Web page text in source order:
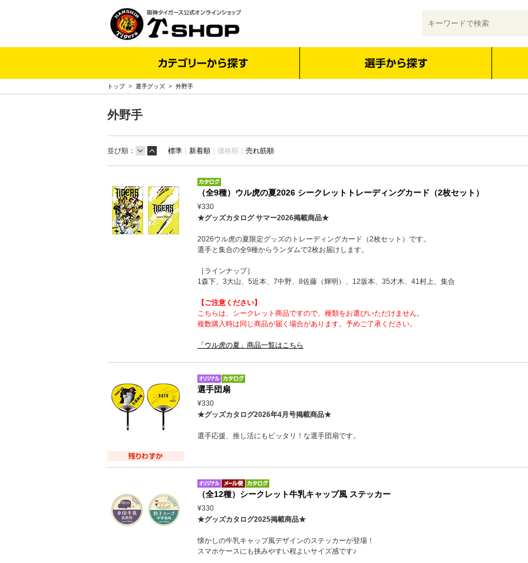
トップ> 選手グッズ > 外野手
外野手
並び順： 標準 ｜ 新着順 ｜ 価格順｜ 売れ筋順
（全9種）ウル虎の夏2026 シークレットトレーディングカード（2枚セット）
¥330
★グッズカタログ サマー2026掲載商品★
2026ウル虎の夏限定グッズのトレーディングカード（2枚セット）です。
選手と集合の全9種からランダムで2枚お届けします。
［ラインナップ］
1森下、3大山、5近本、7中野、8佐藤（輝明）、12坂本、35才木、41村上、集合
【ご注意ください】
こちらは、シークレット商品ですので、種類をお選びいただけません。
複数購入時は同じ商品が届く場合があります。予めご了承ください。
「ウル虎の夏」商品一覧はこちら
選手団扇
¥330
★グッズカタログ2026年4月号掲載商品★
選手応援、推し活にもピッタリ！な選手団扇です。
（全12種）シークレット牛乳キャップ風 ステッカー
¥330
★グッズカタログ2025掲載商品★
懐かしの牛乳キャップ風デザインのステッカーが登場！
スマホケースにも挟みやすい程よいサイズ感です♪